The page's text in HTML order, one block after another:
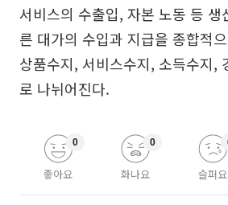
서비스의 수출입, 자본 노동 등 생
른 대가의 수입과 지급을 종합적
상품수지, 서비스수지, 소득수지,
로 나뉘어진다.
좋아요
0
화나요
0
슬퍼요